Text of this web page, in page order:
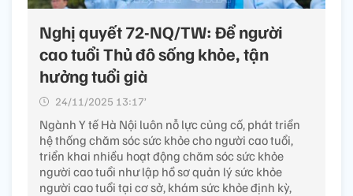
Nghị quyết 72-NQ/TW: Để người
cao tuổi Thủ đô sống khỏe, tận
hưởng tuổi già
24/11/2025 13:17’
Ngành Y tế Hà Nội luôn nỗ lực củng cố, phát triển
hệ thống chăm sóc sức khỏe cho người cao tuổi,
triển khai nhiều hoạt động chăm sóc sức khỏe
người cao tuổi như lập hồ sơ quản lý sức khỏe
người cao tuổi tại cơ sở, khám sức khỏe định kỳ,